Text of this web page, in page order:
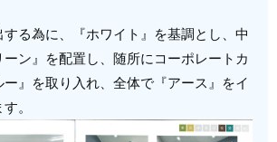
る為に、『ホワイト』を基調とし、中
ン』を配置し、随所にコーポレートカ
』を取り入れ、全体で『アース』をイ
。